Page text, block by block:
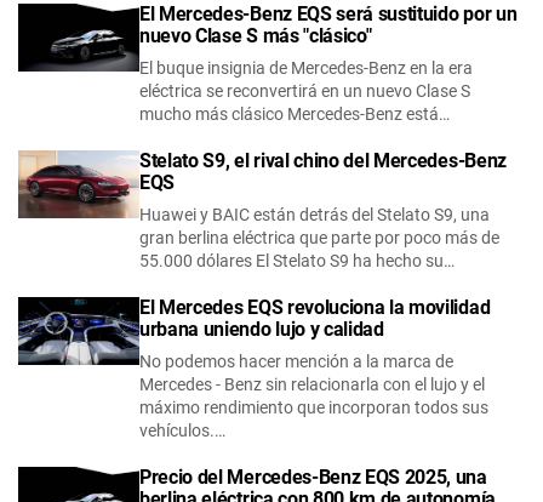
El Mercedes-Benz EQS será sustituido por un
nuevo Clase S más "clásico"
El buque insignia de Mercedes-Benz en la era
eléctrica se reconvertirá en un nuevo Clase S
mucho más clásico Mercedes-Benz está…
Stelato S9, el rival chino del Mercedes-Benz
EQS
Huawei y BAIC están detrás del Stelato S9, una
gran berlina eléctrica que parte por poco más de
55.000 dólares El Stelato S9 ha hecho su…
El Mercedes EQS revoluciona la movilidad
urbana uniendo lujo y calidad
No podemos hacer mención a la marca de
Mercedes - Benz sin relacionarla con el lujo y el
máximo rendimiento que incorporan todos sus
vehículos.…
Precio del Mercedes-Benz EQS 2025, una